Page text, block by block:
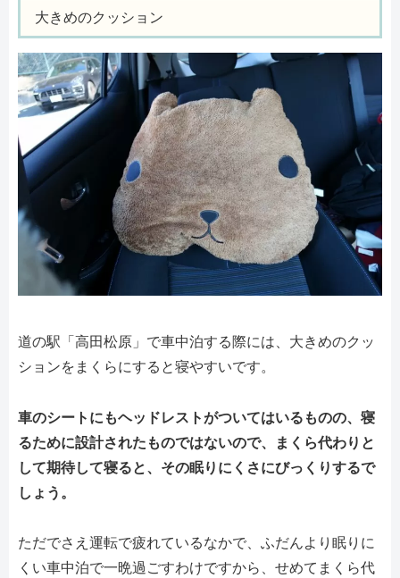
大きめのクッション
道の駅「高田松原」で車中泊する際には、大きめのクッ
ションをまくらにすると寝やすいです。
車のシートにもヘッドレストがついてはいるものの、寝
るために設計されたものではないので、まくら代わりと
して期待して寝ると、その眠りにくさにびっくりするで
しょう。
ただでさえ運転で疲れているなかで、ふだんより眠りに
くい車中泊で一晩過ごすわけですから、せめてまくら代